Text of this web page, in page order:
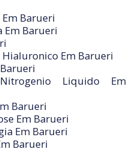
Em Barueri
Em Barueri
Em Barueri
Liquido Em
Barueri
Em Barueri
Em Barueri
Barueri